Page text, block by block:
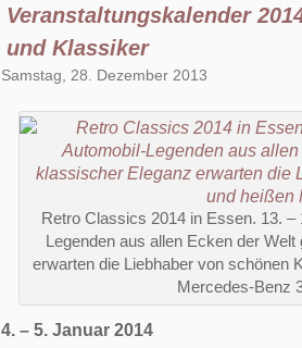
Veranstaltungskalender
und Klassiker
Samstag, 28. Dezember 2013
Retro Classics 2014 in Essen. 13.
Legenden aus allen Ecken der
erwarten die Liebhaber von schönen
Mercedes-Benz
4. – 5. Januar 2014